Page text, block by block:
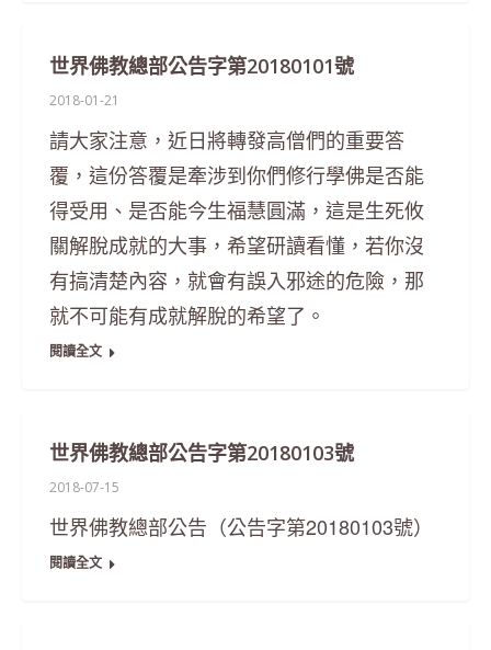
世界佛教總部公告字第20180101號
2018-01-21
請大家注意，近日將轉發高僧們的重要答
覆，這份答覆是牽涉到你們修行學佛是否能
得受用、是否能今生福慧圓滿，這是生死攸
關解脫成就的大事，希望研讀看懂，若你沒
有搞清楚內容，就會有誤入邪途的危險，那
就不可能有成就解脫的希望了。
閱讀全文
世界佛教總部公告字第20180103號
2018-07-15
世界佛教總部公告（公告字第20180103號）
閱讀全文